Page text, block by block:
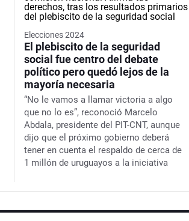
Elecciones 2024
El plebiscito de la seguridad
social fue centro del debate
político pero quedó lejos de la
mayoría necesaria
“No le vamos a llamar victoria a algo
que no lo es”, reconoció Marcelo
Abdala, presidente del PIT-CNT, aunque
dijo que el próximo gobierno deberá
tener en cuenta el respaldo de cerca de
1 millón de uruguayos a la iniciativa